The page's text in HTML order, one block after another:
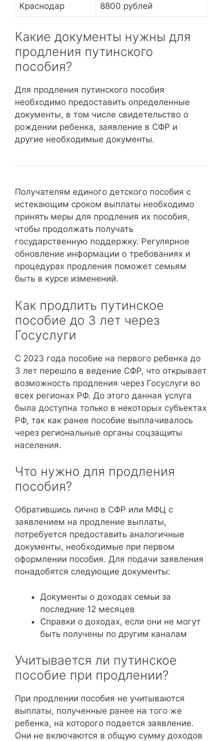
Краснодар 8800 рублей
Какие документы нужны для
продления путинского
пособия?
Для продления путинского пособия
необходимо предоставить определенные
документы, в том числе свидетельство о
рождении ребенка, заявление в СФР и
другие необходимые документы.
Получателям единого детского пособия с
истекающим сроком выплаты необходимо
принять меры для продления их пособия,
чтобы продолжать получать
государственную поддержку. Регулярное
обновление информации о требованиях и
процедурах продления поможет семьям
быть в курсе изменений.
Как продлить путинское
пособие до 3 лет через
Госуслуги
С 2023 года пособие на первого ребенка до
3 лет перешло в ведение СФР, что открывает
возможность продления через Госуслуги во
всех регионах РФ. До этого данная услуга
была доступна только в некоторых субъектах
РФ, так как ранее пособие выплачивалось
через региональные органы соцзащиты
населения.
Что нужно для продления
пособия?
Обратившись лично в СФР или МФЦ с
заявлением на продление выплаты,
потребуется предоставить аналогичные
документы, необходимые при первом
оформлении пособия. Для подачи заявления
понадобятся следующие документы:
Документы о доходах семьи за
последние 12 месяцев
Справки о доходах, если они не могут
быть получены по другим каналам
Учитывается ли путинское
пособие при продлении?
При продлении пособия не учитываются
выплаты, полученные ранее на того же
ребенка, на которого подается заявление.
Они не включаются в общую сумму доходов